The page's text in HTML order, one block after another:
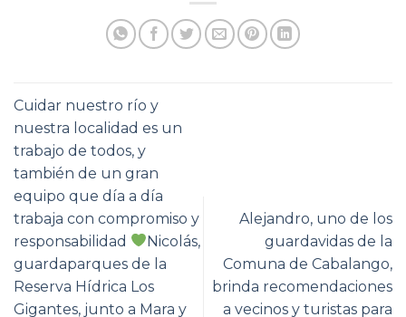
Cuidar nuestro río y
nuestra localidad es un
trabajo de todos, y
también de un gran
equipo que día a día
trabaja con compromiso y
responsabilidad
Nicolás,
guardaparques de la
Reserva Hídrica Los
Gigantes, junto a Mara y
Alejandro, uno de los
guardavidas de la
Comuna de Cabalango,
brinda recomendaciones
a vecinos y turistas para